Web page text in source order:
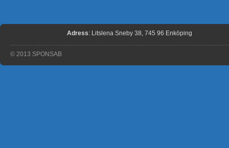
Adress: Litslena Sneby 38, 745 96 Enköping
© 2013 SPONSAB